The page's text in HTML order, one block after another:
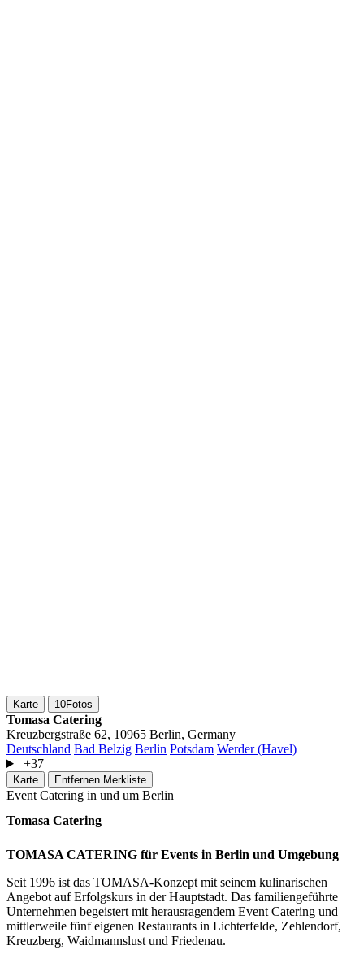
Karte 10Fotos
Tomasa Catering
Kreuzbergstraße 62, 10965 Berlin, Germany
Deutschland Bad Belzig Berlin Potsdam Werder (Havel)
+37
Karte Entfernen Merkliste
Event Catering in und um Berlin
Tomasa Catering
TOMASA CATERING für Events in Berlin und Umgebung
Seit 1996 ist das TOMASA-Konzept mit seinem kulinarischen
Angebot auf Erfolgskurs in der Hauptstadt. Das familiengeführte
Unternehmen begeistert mit herausragendem Event Catering und
mittlerweile fünf eigenen Restaurants in Lichterfelde, Zehlendorf,
Kreuzberg, Waidmannslust und Friedenau.